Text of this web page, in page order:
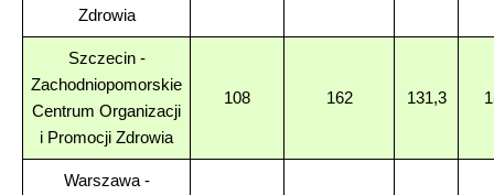
Zdrowia
Szczecin -
Zachodniopomorskie
Centrum Organizacji
i Promocji Zdrowia
108 162 131,3
Warszawa -